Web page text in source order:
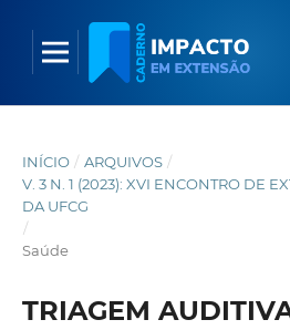
INÍCIO / ARQUIVOS /
V. 3 N. 1 (2023): XVI ENCONTRO DE
DA UFCG
/
Saúde
TRIAGEM